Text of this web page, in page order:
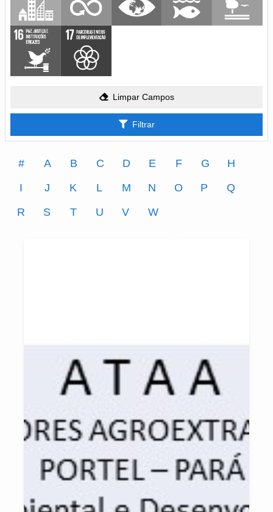
Limpar Campos
Filtrar
# A B C D E F G
H
I
J K L M N O P
Q
R
S T U V W